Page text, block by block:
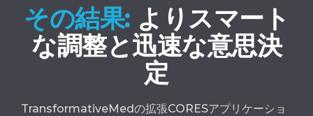
その結果: よりスマート
な調整と迅速な意思決
定
TransformativeMedの拡張CORESアプリケーショ